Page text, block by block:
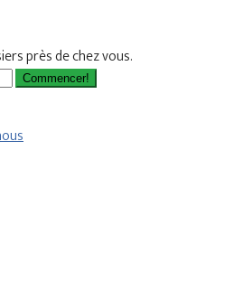
près de chez vous.
Commencer!